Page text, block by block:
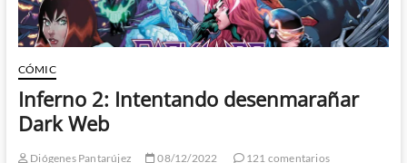
cocina
CÓMIC
Inferno 2: Intentando desenmarañar
Dark Web
Diógenes Pantarújez 08/12/2022 121 comentarios